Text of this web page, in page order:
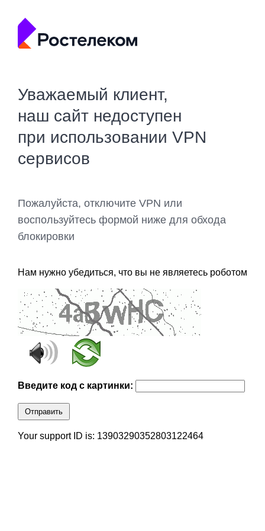
Уважаемый клиент,
наш сайт недоступен
при использовании VPN
сервисов
Пожалуйста, отключите VPN или
воспользуйтесь формой ниже для обхода
блокировки
Нам нужно убедиться, что вы не являетесь роботом
Введите код с картинки:
Отправить
Your support ID is: 13903290352803122464